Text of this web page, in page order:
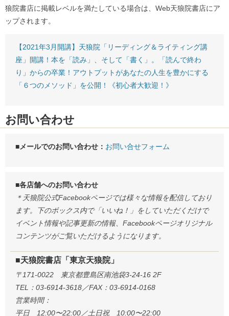
狼院書店に掲載レベルを満たしている場合は、Web天狼院書店にア
ップされます。
【2021年3月開講】天狼院「リーディング＆ライティング講
座」開講！本を「読み」、そして「書く」。「読んで終わ
り」からの卒業！アウトプットがあなたの人生を豊かにする
「６つのメソッド」を公開！《初心者大歓迎！》
お問い合わせ
■メールでのお問い合わせ： お問い合せフォーム
■各店舗へのお問い合わせ
＊天狼院公式Facebookページでは様々な情報を配信しており
ます。下のボックス内で「いいね！」をしていただくだけで
イベント情報や記事更新の情報、Facebookページオリジナル
コンテンツがご覧いただけるようになります。
■天狼院書店「東京天狼院」
〒171-0022 東京都豊島区南池袋3-24-16 2F
TEL：03-6914-3618／FAX：03-6914-0168
営業時間：
平日 12:00〜22:00／土日祝 10:00〜22:00